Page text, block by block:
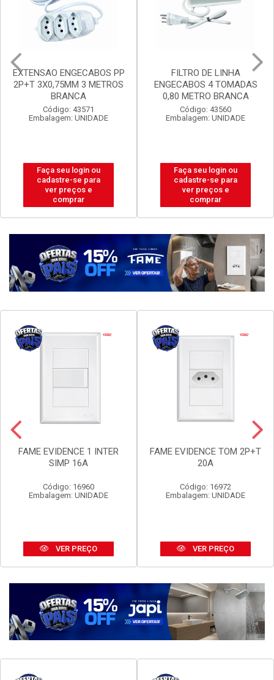
EXTENSAO ENGECABOS PP
2P+T 3X0,75MM 3 METROS
BRANCA
Código: 43571
Embalagem: UNIDADE
Faça seu login ou
cadastre-se para
ver preços e
comprar
FILTRO DE LINHA
ENGECABOS 4 TOMADAS
0,80 METRO BRANCA
Código: 43560
Embalagem: UNIDADE
Faça seu login ou
cadastre-se para
ver preços e
comprar
FAME EVIDENCE 1 INTER
SIMP 16A
Código: 16960
Embalagem: UNIDADE
VER PREÇO
FAME EVIDENCE TOM 2P+T
20A
Código: 16972
Embalagem: UNIDADE
VER PREÇO